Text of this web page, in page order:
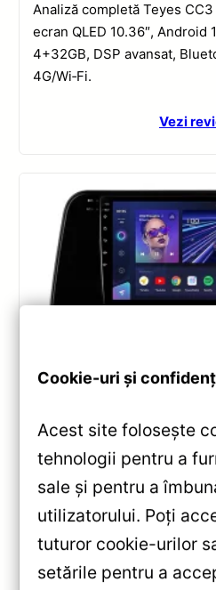
Analiză completă Teyes
ecran QLED 10.36″, Android
4+32GB, DSP avansat,
4G/Wi‑Fi.
Vezi
Navigatii,NAVIGATII LEXUS
2015-2022 6+128GB
Recenzie Detaliată,
Recomandări
Analiză completă Teyes
Android 10, Octa-core
10.2″, DSP audio și
Cookie-uri și
Acest site folosește
tehnologii pentru a
sale și pentru a
utilizatorului. Poți
tuturor cookie-urilor
setările pentru a